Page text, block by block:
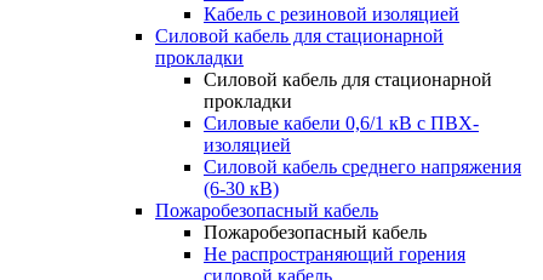
Кабель с резиновой изоляцией
Силовой кабель для стационарной
прокладки
Силовой кабель для стационарной
прокладки
Силовые кабели 0,6/1 кВ с ПВХ-
изоляцией
Силовой кабель среднего напряжения
(6-30 кВ)
Пожаробезопасный кабель
Пожаробезопасный кабель
Не распространяющий горения
силовой кабель